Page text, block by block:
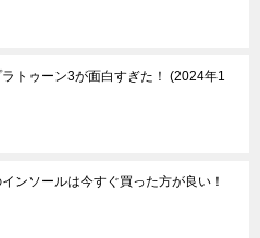
トゥーン3が面白すぎた！
2024年1
ンソールは今すぐ買った方が良い！